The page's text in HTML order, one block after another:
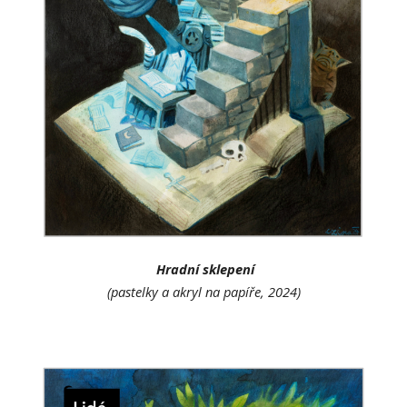
Hradní sklepení
(pastelky a akryl na papíře, 2024)